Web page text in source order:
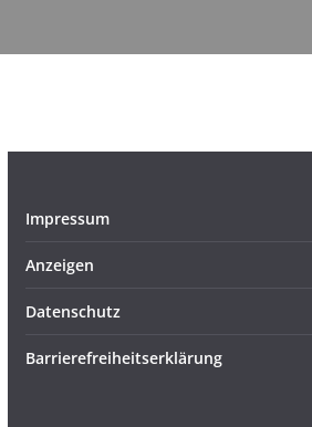
Impressum
Anzeigen
Datenschutz
Barrierefreiheitserklärung